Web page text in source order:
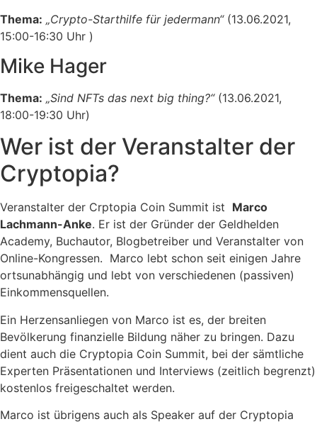
Thema: „Crypto-Starthilfe für jedermann“(13.06.2021,
15:00-16:30 Uhr )
Mike Hager
Thema: „Sind NFTs das next big thing?“(13.06.2021,
18:00-19:30 Uhr)
Wer ist der Veranstalter der
Cryptopia?
Veranstalter der Crptopia Coin Summit ist Marco
Lachmann-Anke. Er ist der Gründer der Geldhelden
Academy, Buchautor, Blogbetreiber und Veranstalter von
Online-Kongressen. Marco lebt schon seit einigen Jahre
ortsunabhängig und lebt von verschiedenen (passiven)
Einkommensquellen.
Ein Herzensanliegen von Marco ist es, der breiten
Bevölkerung finanzielle Bildung näher zu bringen. Dazu
dient auch die Cryptopia Coin Summit, bei der sämtliche
Experten Präsentationen und Interviews (zeitlich begrenzt)
kostenlos freigeschaltet werden.
Marco ist übrigens auch als Speaker auf der Cryptopia